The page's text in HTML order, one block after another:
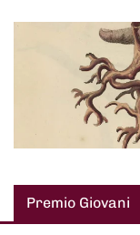
Premio Giovani